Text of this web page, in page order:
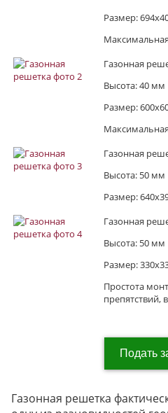
Размер:
Газонная
Высота: 40 мм
Размер:
Газонная
Высота: 50 мм
Размер:
Газонная
Высота: 50 мм
Размер:
Простота
препятствий,
Подать
Газонная решетка